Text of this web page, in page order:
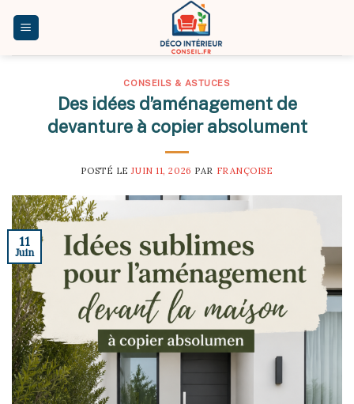
CONSEILS & ASTUCES
Des idées d’aménagement de
devanture à copier absolument
POSTÉ LEJUIN 11, 2026 PAR FRANÇOISE
11
Juin